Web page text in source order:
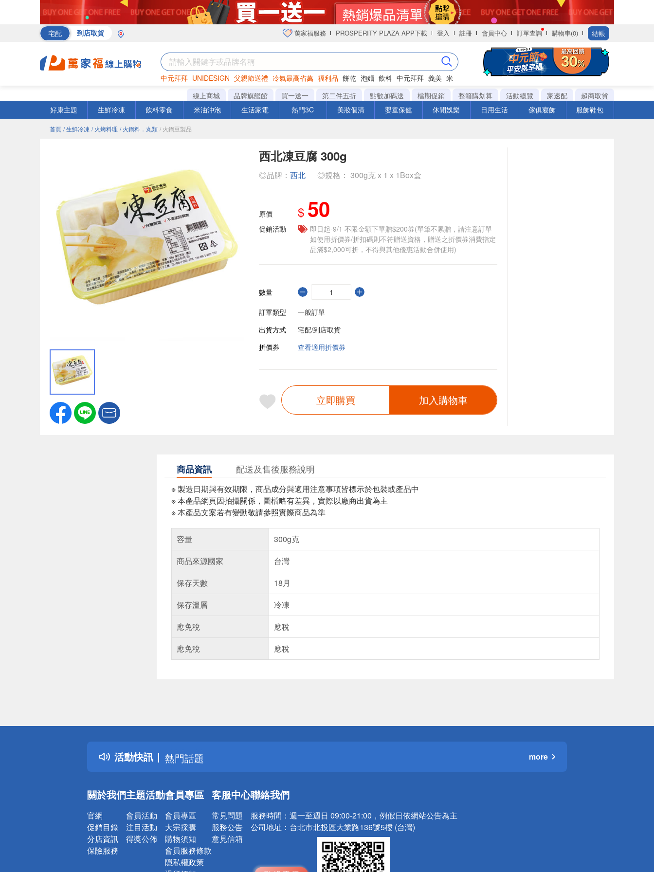
宅配 到店取貨 萬家福服務 PROSPERITY PLAZA APP下載 登入 註冊 會員中心 訂單查詢 購物車(0) 結帳
中元拜拜 UNIDESIGN 父親節送禮 冷氣最高省萬 福利品 餅乾 泡麵 飲料 中元拜拜 義美 米
巧克力 罐頭 衛生紙
線上商城 品牌旗艦館 買一送一 第二件五折 點數加碼送 檔期促銷 整箱購划算 活動總覽 家速配
超商取貨
好康主題
生鮮冷凍 飲料零食 米油沖泡 生活家電 熱門3C 美妝個清 嬰童保健 休閒娛樂 日用生活 傢俱寢飾 服飾鞋包
首頁 / 生鮮冷凍 / 火烤料理 / 火鍋料．丸類 / 火鍋豆製品
西北凍豆腐 300g
◎品牌： 西北 ◎規格： 300g克 x 1 x 1Box盒
原價 $ 50
促銷活動
即日起-9/1 不限金額下單贈$200券(單筆不累贈，請注意訂單
如使用折價券/折扣碼則不符贈送資格，贈送之折價券消費指定
品滿$2,000可折，不得與其他優惠活動合併使用)
數量
訂單類型
一般訂單
出貨方式
宅配/到店取貨
折價券
查看適用折價券
立即購買 加入購物車
商品資訊 配送及售後服務說明
※ 製造日期與有效期限，商品成分與適用注意事項皆標示於包裝或產品中
※ 本產品網頁因拍攝關係，圖檔略有差異，實際以廠商出貨為主
※ 本產品文案若有變動敬請參照實際商品為準
容量
300g克
商品來源國家
台灣
保存天數
18月
保存溫層
冷凍
應免稅
應稅
應免稅
應稅
活動快訊
詐騙網頁！請小心！
得獎公告
熱門話題
銀行優惠
詐騙網頁！請小心！
more
關於我們
官網
促銷目錄
分店資訊
保險服務
主題活動
會員活動
注目活動
得獎公佈
會員專區
會員專區
大宗採購
購物須知
會員服務條款
隱私權政策
客服中心
常見問題
服務公告
意見信箱
聯絡我們
服務時間： 週一至週日 09:00-21:00，例假日依網站公告為主
公司地址： 台北市北投區大業路136號5樓 (台灣)